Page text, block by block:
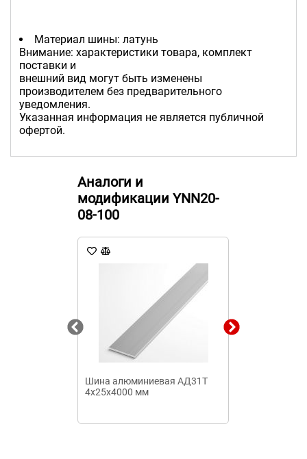
Материал шины: латунь
Внимание: характеристики товара, комплект
поставки и
внешний вид могут быть изменены
производителем без предварительного
уведомления.
Указанная информация не является публичной
офертой.
Аналоги и
модификации YNN20-
08-100
Шина алюминиевая АД31Т
4х25х4000 мм